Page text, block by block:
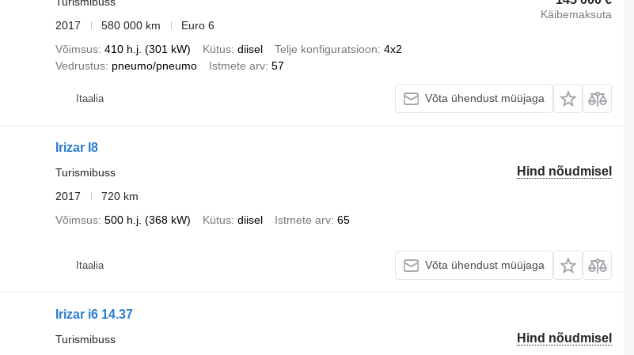
Käibemaksuta
2017
580 000 km
Euro 6
Võimsus 410 h.j. (301 kW) Kütus diisel Telje konfiguratsioon 4x2
Vedrustus pneumo/pneumo Istmete arv 57
Itaalia Võta ühendust müüjaga
Irizar I8
Hind nõudmisel
Turismibuss
2017
720 km
Võimsus 500 h.j. (368 kW) Kütus diisel Istmete arv 65
Itaalia Võta ühendust müüjaga
Irizar i6 14.37
Hind nõudmisel
Turismibuss